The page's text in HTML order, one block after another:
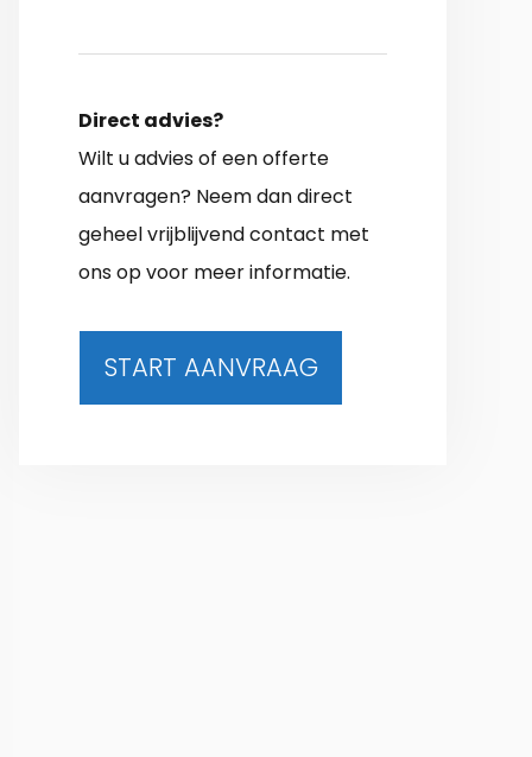
Direct advies?
Wilt u advies of een offerte
aanvragen? Neem dan direct
geheel vrijblijvend contact met
ons op voor meer informatie.
START AANVRAAG